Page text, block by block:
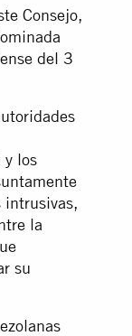
Consejo,
del 3
y los
intrusivas,
la
su